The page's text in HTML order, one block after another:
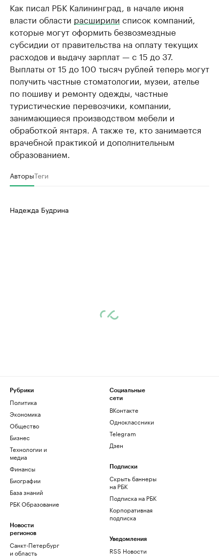
Как писал РБК Калининград, в начале июня
власти области расширили список компаний,
которые могут оформить безвозмездные
субсидии от правительства на оплату текущих
расходов и выдачу зарплат — с 15 до 37.
Выплаты от 15 до 100 тысяч рублей теперь могут
получить частные стоматологии, музеи, ателье
по пошиву и ремонту одежды, частные
туристические перевозчики, компании,
занимающиеся производством мебели и
обработкой янтаря. А также те, кто занимается
врачебной практикой и дополнительным
образованием.
АвторыТеги
Надежда Будрина
Рубрики
Политика
Экономика
Общество
Бизнес
Технологии и
медиа
Финансы
Биографии
База знаний
РБК Образование
Новости
регионов
Санкт-Петербург
и область
Социальные
сети
ВКонтакте
Одноклассники
Telegram
Дзен
Подписки
Скрыть баннеры
на РБК
Подписка на РБК
Корпоративная
подписка
Уведомления
RSS Новости